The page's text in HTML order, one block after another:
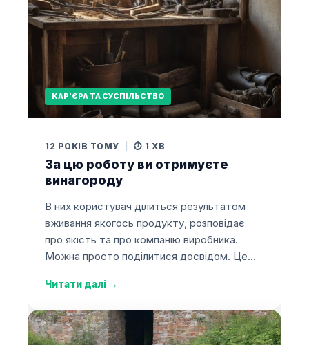
КАР'ЄРА ТА СУСПІЛЬСТВО
12 РОКІВ ТОМУ ⏱️ 1 ХВ
За цю роботу ви отримуєте
винагороду
В них користувач ділиться результатом
вживання якогось продукту, розповідає
про якість та про компанію виробника.
Можна просто поділитися досвідом. Це…
Читати далі →